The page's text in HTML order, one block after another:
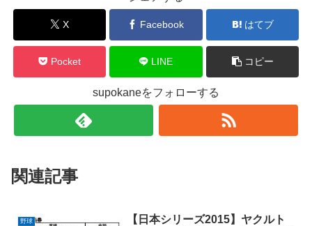
X Facebook はてブ
Pocket LINE コピー
supokaneをフォローする
関連記事
野球
【日本シリーズ2015】ヤクルト